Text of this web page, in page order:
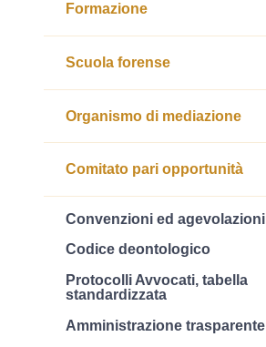
Formazione
Scuola forense
Organismo di mediazione
Comitato pari opportunità
Convenzioni ed agevolazioni
Codice deontologico
Protocolli Avvocati, tabella
standardizzata
Amministrazione trasparente